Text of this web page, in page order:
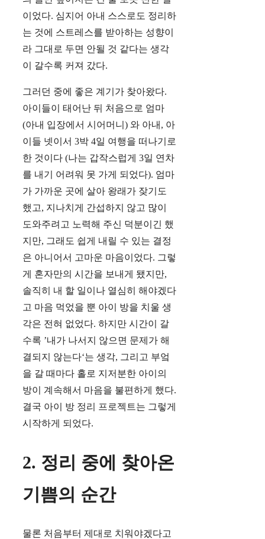
이었다. 심지어 아내 스스로도 정리하
는 것에 스트레스를 받아하는 성향이
라 그대로 두면 안될 것 같다는 생각
이 갈수록 커져 갔다.
그러던 중에 좋은 계기가 찾아왔다.
아이들이 태어난 뒤 처음으로 엄마
(아내 입장에서 시어머니) 와 아내, 아
이들 넷이서 3박 4일 여행을 떠나기로
한 것이다 (나는 갑작스럽게 3일 연차
를 내기 어려워 못 가게 되었다). 엄마
가 가까운 곳에 살아 왕래가 잦기도
했고, 지나치게 간섭하지 않고 많이
도와주려고 노력해 주신 덕분이긴 했
지만, 그래도 쉽게 내릴 수 있는 결정
은 아니어서 고마운 마음이었다. 그렇
게 혼자만의 시간을 보내게 됐지만,
솔직히 내 할 일이나 열심히 해야겠다
고 마음 먹었을 뿐 아이 방을 치울 생
각은 전혀 없었다. 하지만 시간이 갈
수록 ’내가 나서지 않으면 문제가 해
결되지 않는다‘는 생각, 그리고 부엌
을 갈 때마다 홀로 지저분한 아이의
방이 계속해서 마음을 불편하게 했다.
결국 아이 방 정리 프로젝트는 그렇게
시작하게 되었다.
2. 정리 중에 찾아온
기쁨의 순간
물론 처음부터 제대로 치워야겠다고